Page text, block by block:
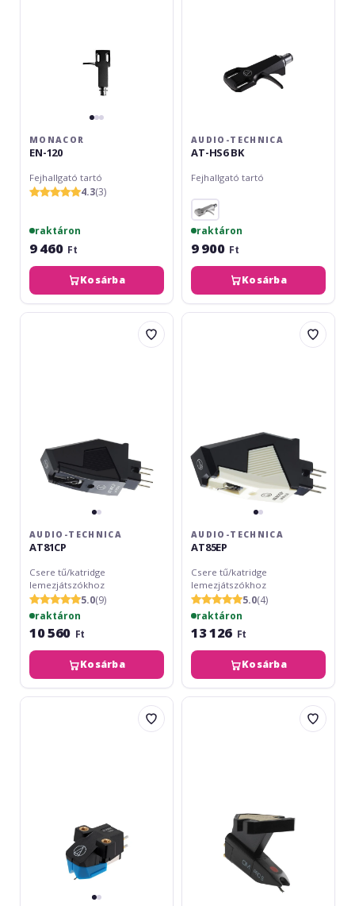
MONACOR
EN-120
Fejhallgató tartó
4.3(3)
raktáron
9 460 Ft
Kosárba
AUDIO-TECHNICA
AT-HS6 BK
Fejhallgató tartó
raktáron
9 900 Ft
Kosárba
Audio-
AUDIO-TECHNICA
AT81CP
Csere tű/katridge
lemezjátszókhoz
5.0(9)
raktáron
10 560 Ft
Kosárba
Audio-
AUDIO-TECHNICA
AT85EP
Csere tű/katridge
lemezjátszókhoz
5.0(4)
raktáron
13 126 Ft
Kosárba
Audio-
Ortofon